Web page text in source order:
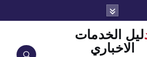
الاخباري